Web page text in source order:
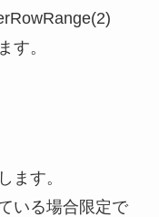
す。
ます。
いる場合限定で